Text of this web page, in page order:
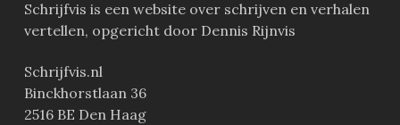
Schrijfvis is een website over schrijven en verhalen
vertellen, opgericht door Dennis Rijnvis
Schrijfvis.nl
Binckhorstlaan 36
2516 BE Den Haag